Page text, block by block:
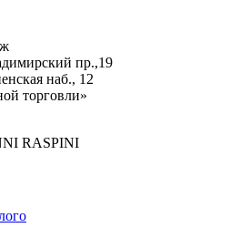
пр.,19
наб., 12
торговли»
RASPINI